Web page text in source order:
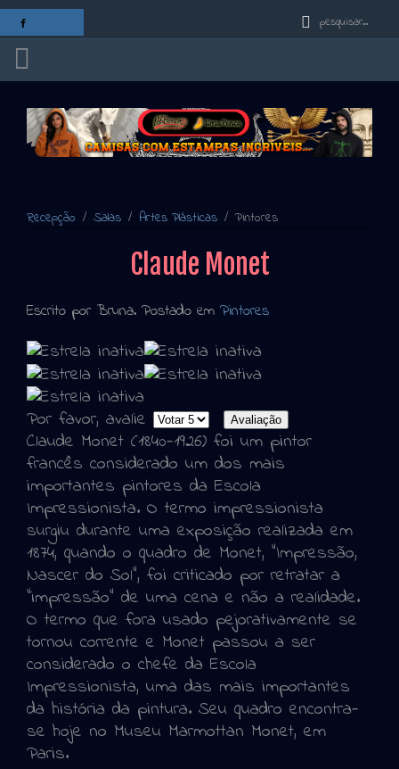
Recepção Salas Artes Plásticas Pintores
Claude Monet
Escrito por Bruna. Postado em Pintores
Por favor, avalie
Claude Monet (1840-1926) foi um pintor
francês considerado um dos mais
importantes pintores da Escola
Impressionista. O termo impressionista
surgiu durante uma exposição realizada em
1874, quando o quadro de Monet, "Impressão,
Nascer do Sol", foi criticado por retratar a
“impressão” de uma cena e não a realidade.
O termo que fora usado pejorativamente se
tornou corrente e Monet passou a ser
considerado o chefe da Escola
Impressionista, uma das mais importantes
da história da pintura. Seu quadro encontra-
se hoje no Museu Marmottan Monet, em
Paris.